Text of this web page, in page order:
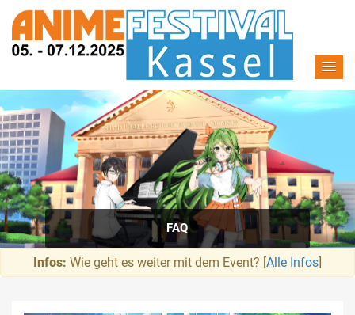
FAQ
Infos: Wie geht es weiter mit dem Event? [Alle Infos]